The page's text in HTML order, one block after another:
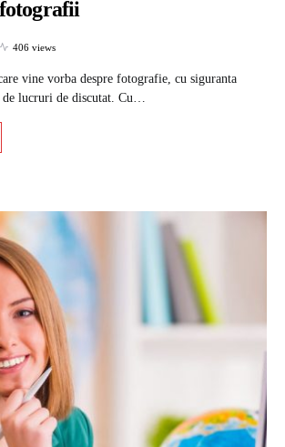
406 views
vine vorba despre fotografie, cu siguranta
lucruri de discutat. Cu…